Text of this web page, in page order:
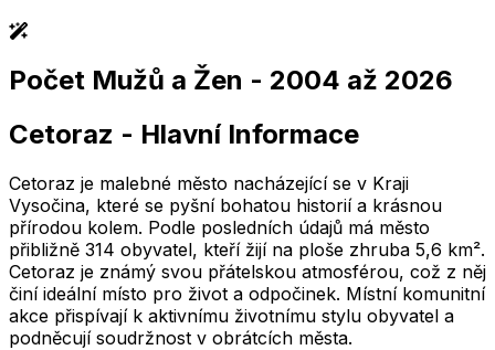
2,005 2,010 2,015 2,020 2,025
2,005 2,010 2,015 2,020 2,025
Počet Mužů a Žen - 2004 až 2026
Cetoraz - Hlavní Informace
Cetoraz je malebné město nacházející se v Kraji
Vysočina, které se pyšní bohatou historií a krásnou
přírodou kolem. Podle posledních údajů má město
přibližně 314 obyvatel, kteří žijí na ploše zhruba 5,6 km².
Cetoraz je známý svou přátelskou atmosférou, což z něj
činí ideální místo pro život a odpočinek. Místní komunitní
akce přispívají k aktivnímu životnímu stylu obyvatel a
podněcují soudržnost v obrátcích města.